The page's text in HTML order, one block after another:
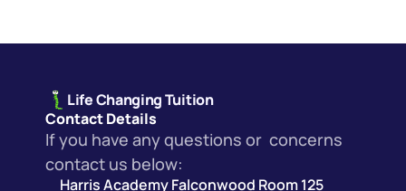
Life Changing Tuition
Contact Details
If you have any questions or  concerns
contact us below:
Harris Academy Falconwood Room 125